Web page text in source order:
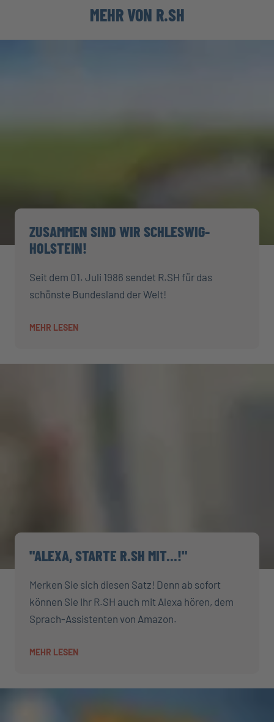
MEHR VON R.SH
ZUSAMMEN SIND WIR SCHLESWIG-
HOLSTEIN!
Seit dem 01. Juli 1986 sendet R.SH für das
schönste Bundesland der Welt!
MEHR LESEN
"ALEXA, STARTE R.SH MIT...!"
Merken Sie sich diesen Satz! Denn ab sofort
können Sie Ihr R.SH auch mit Alexa hören, dem
Sprach-Assistenten von Amazon.
MEHR LESEN